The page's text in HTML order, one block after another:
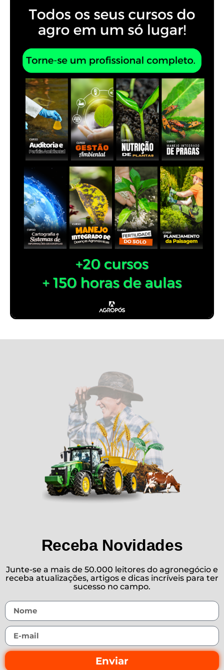
Receba Novidades
Junte-se a mais de 50.000 leitores do agronegócio e
receba atualizações, artigos e dicas incríveis para ter
sucesso no campo.
Enviar